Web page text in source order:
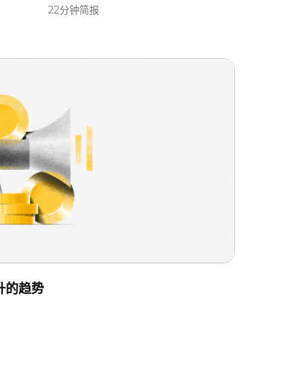
22分钟简报
的趋势